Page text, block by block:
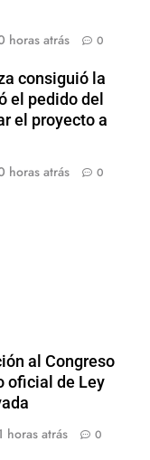
horas atrás 0
consiguió la
el pedido del
el proyecto a
horas atrás 0
al Congreso
oficial de Ley
horas atrás 0